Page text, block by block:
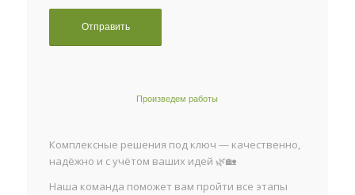
Произведем работы
Комплексные решения под ключ — качественно,
надёжно и с учётом ваших идей 🌿🏡
Наша команда поможет вам пройти все этапы